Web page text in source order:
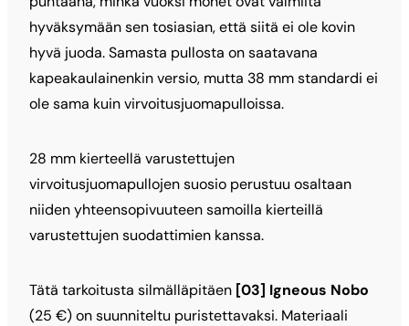
hyväksymään sen tosiasian, että siitä ei ole kovin
hyvä juoda. Samasta pullosta on saatavana
kapeakaulainenkin versio, mutta 38 mm standardi ei
ole sama kuin virvoitusjuomapulloissa.
28 mm kierteellä varustettujen
virvoitusjuomapullojen suosio perustuu osaltaan
niiden yhteensopivuuteen samoilla kierteillä
varustettujen suodattimien kanssa.
Tätä tarkoitusta silmälläpitäen [03] Igneous Nobo
(25 €) on suunniteltu puristettavaksi. Materiaali